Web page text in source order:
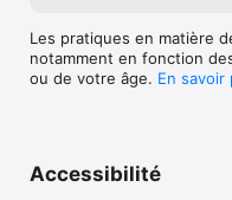
Les pratiques en matière
notamment en fonction
ou de votre âge. En savoir
Accessibilité